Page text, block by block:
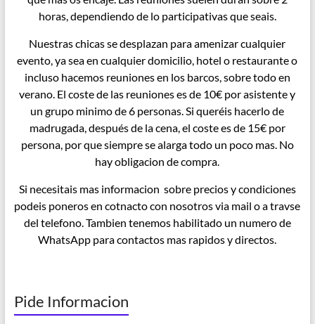
horas, dependiendo de lo participativas que seais.
Nuestras chicas se desplazan para amenizar cualquier
evento, ya sea en cualquier domicilio, hotel o restaurante o
incluso hacemos reuniones en los barcos, sobre todo en
verano. El coste de las reuniones es de 10€ por asistente y
un grupo minimo de 6 personas. Si queréis hacerlo de
madrugada, después de la cena, el coste es de 15€ por
persona, por que siempre se alarga todo un poco mas. No
hay obligacion de compra.
Si necesitais mas informacion sobre precios y condiciones
podeis poneros en cotnacto con nosotros via mail o a travse
del telefono. Tambien tenemos habilitado un numero de
WhatsApp para contactos mas rapidos y directos.
Pide Informacion